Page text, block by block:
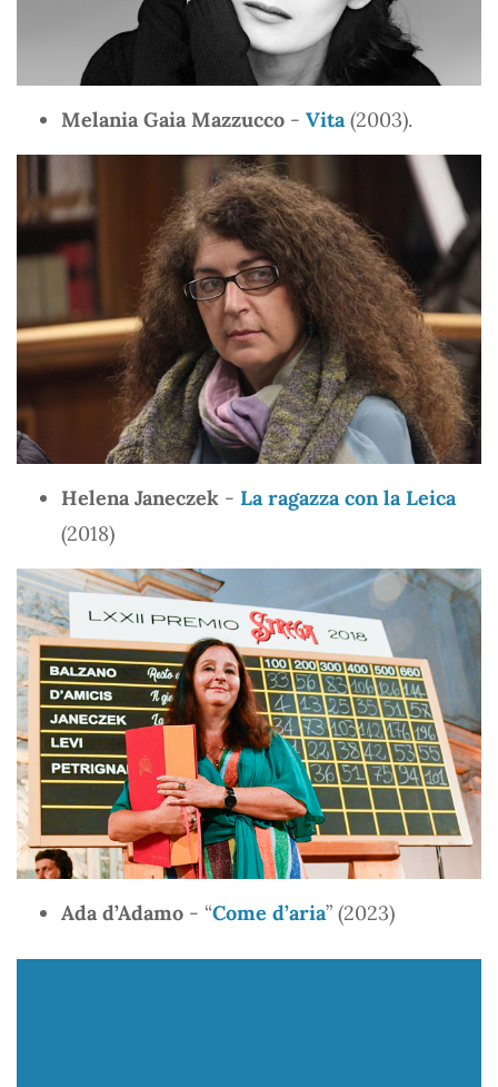
Melania Gaia Mazzucco - Vita(2003).
Helena Janeczek - La ragazza con la Leica
(2018)
Ada d’Adamo - “Come d’aria” (2023)